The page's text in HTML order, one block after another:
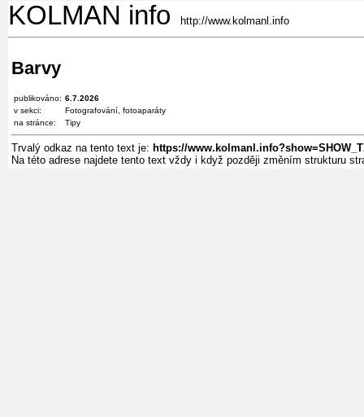
KOLMAN info http://www.kolmanl.info
Barvy
publikováno: 6.7.2026
v sekci:
Fotografování, fotoaparáty
na stránce:
Tipy
Trvalý odkaz na tento text je: https://
Na této adrese najdete tento text vždy i když později změním strukturu